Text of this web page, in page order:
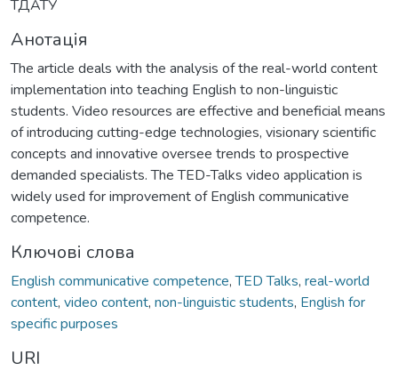
ТДАТУ
Анотація
The article deals with the analysis of the real-world content
implementation into teaching English to non-linguistic
students. Video resources are effective and beneficial means
of introducing cutting-edge technologies, visionary scientific
concepts and innovative oversee trends to prospective
demanded specialists. The TED-Talks video application is
widely used for improvement of English communicative
competence.
Ключові слова
English communicative competence,TED Talks, real-world
content, video content, non-linguistic students, English for
specific purposes
URI